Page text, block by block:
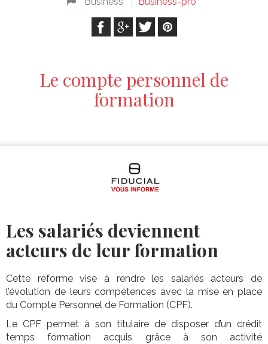
Le compte personnel de
formation
Les salariés deviennent
acteurs de leur formation
Cette réforme vise à rendre les salariés acteurs de
l’évolution de leurs compétences avec la mise en place
du Compte Personnel de Formation (CPF).
Le CPF permet à son titulaire de disposer d’un crédit
temps formation acquis grâce à son activité